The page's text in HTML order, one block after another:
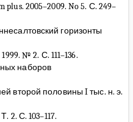
2005–2009. No 5. С. 249–
горизонты
№ 2. С. 111–136.
наборов
второй половины I тыс. н. э.
2. С. 103–117.